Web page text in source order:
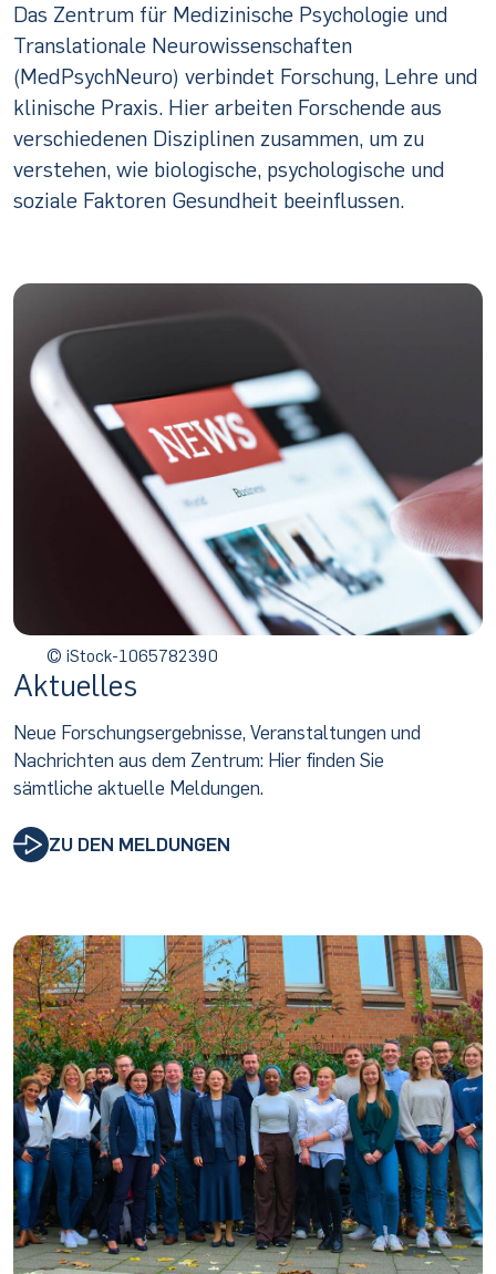
Das Zentrum für Medizinische Psychologie und
Translationale Neurowissenschaften
(MedPsychNeuro) verbindet Forschung, Lehre und
klinische Praxis. Hier arbeiten Forschende aus
verschiedenen Disziplinen zusammen, um zu
verstehen, wie biologische, psychologische und
soziale Faktoren Gesundheit beeinflussen.
© iStock-1065782390
Aktuelles
Neue Forschungsergebnisse, Veranstaltungen und
Nachrichten aus dem Zentrum: Hier finden Sie
sämtliche aktuelle Meldungen.
ZU DEN MELDUNGEN